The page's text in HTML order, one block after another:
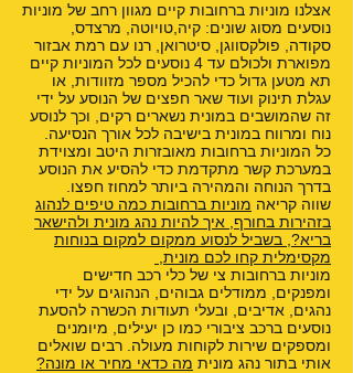
אצלנו מוניות ברחובות קיים מגוון רחב של מוניות
נוסעים מסוג שונים: קיה,טויוטה, מרצדס,
סקודה, פולקסווגן, סיטרואן, רנו עם רמת אבזור
מפוארת ולכולם עד 4 נוסעים לכל המוניות קיים
תא מטען גדול כדי להכיל מספר מזוודות, או
עגלת תינוק ועוד שאר חפצים של הנוסע על ידי
זה שהמושבים במונית נשארים רקים, וכך לנוסע
נוח ומרווח במונית בישיבה לכל אורך הנסיעה.
כל המוניות ברחובות מאובזרות היטב ומצוידת
במערכת קשר מתקדמת כדי להסיע את הנוסע
בדרך הנוחה והמהירה ביותר למחוז חפצו.
שווה קריאה מוניות ברחובות כמה טיפים לנהוג
בזהירות בחורף
איך להיות נהג מונית ולהישאר
בריא? בשביל לנסוע ממקום למקום בנוחות
מקסימלית קחו לכם מונית
מוניות ברחובות צי של כלי רכב חדישים
ומפנקים, ממודלים גבוהים, הנהוגים על ידי
נהגים, אדיבים, ובעלי תעודות הכשרה להסעת
נוסעים ברכב ציבורי כמו כן יעילים, מיומנים
ומספקים שירות לקוחות מעולה. רבים שואלים
אותי בתור נהג מונית מה כדאי מחיר או מונה?